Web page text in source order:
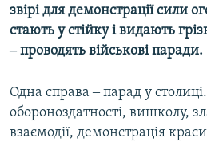
звірі для демонстрації сили
стають у стійку і видають
‒ проводять військові паради.
Одна справа ‒ парад у
обороноздатності, вишколу,
взаємодії, демонстрація